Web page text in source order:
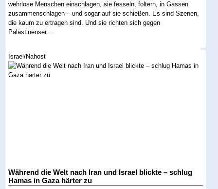
wehrlose Menschen einschlagen, sie fesseln, foltern, in Gassen
zusammenschlagen – und sogar auf sie schießen. Es sind Szenen,
die kaum zu ertragen sind. Und sie richten sich gegen
Palästinenser....
Israel/Nahost
Während die Welt nach Iran und Israel blickte – schlug
Hamas in Gaza härter zu